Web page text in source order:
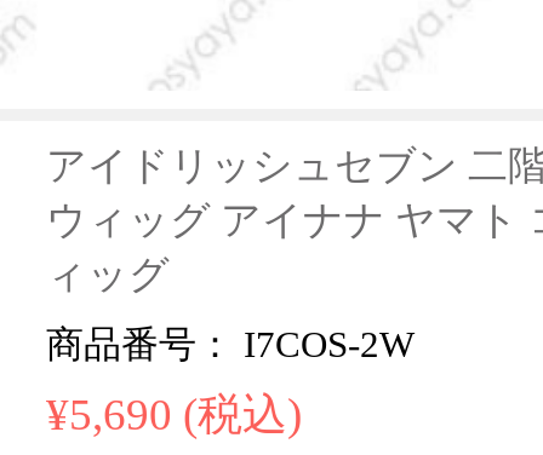
アイドリッシュセブン 二
ウィッグ アイナナ ヤマト
ィッグ
商品番号： I7COS-2W
¥5,690 (税込)